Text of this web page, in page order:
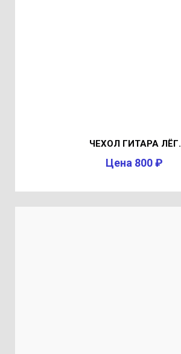
ЧЕХОЛ ГИТАРА ЛЁГ.
Цена 800 ₽